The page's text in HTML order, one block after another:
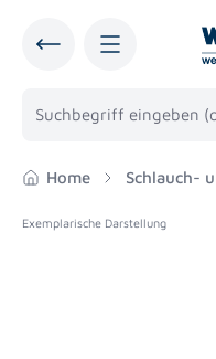
Home Schlauch-
Exemplarische Darstellung